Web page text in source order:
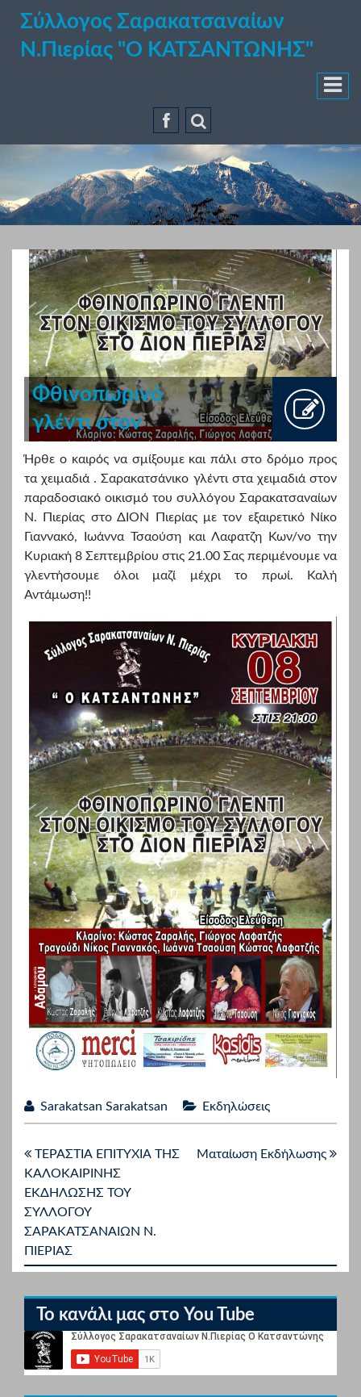
Σύλλογος Σαρακατσαναίων
Ν.Πιερίας "Ο ΚΑΤΣΑΝΤΩΝΗΣ"
Φθινοπωρινό
γλέντι στον
οικισμό του
Συλλόγου στο Δίον
Πιερίας
Ήρθε ο καιρός να σμίξουμε και πάλι στο δρόμο προς
τα χειμαδιά . Σαρακατσάνικο γλέντι στα χειμαδιά στον
παραδοσιακό οικισμό του συλλόγου Σαρακατσαναίων
Ν. Πιερίας στο ΔΙΟΝ Πιερίας με τον εξαιρετικό Νίκο
Γιαννακό, Ιωάννα Τσαούση και Λαφατζη Κων/νο την
Κυριακή 8 Σεπτεμβρίου στις 21.00 Σας περιμένουμε να
γλεντήσουμε όλοι μαζί μέχρι το πρωί. Καλή
Αντάμωση!!
Sarakatsan Sarakatsan Εκδηλώσεις
ΤΕΡΑΣΤΙΑ ΕΠΙΤΥΧΊΑ ΤΗΣ
ΚΑΛΟΚΑΙΡΙΝΗΣ
ΕΚΔΗΛΩΣΗΣ ΤΟΥ
ΣΥΛΛΟΓΟΥ
ΣΑΡΑΚΑΤΣΑΝΑΙΩΝ Ν.
ΠΙΕΡΙΑΣ
Ματαίωση Εκδήλωσης
Το κανάλι μας στο You Tube